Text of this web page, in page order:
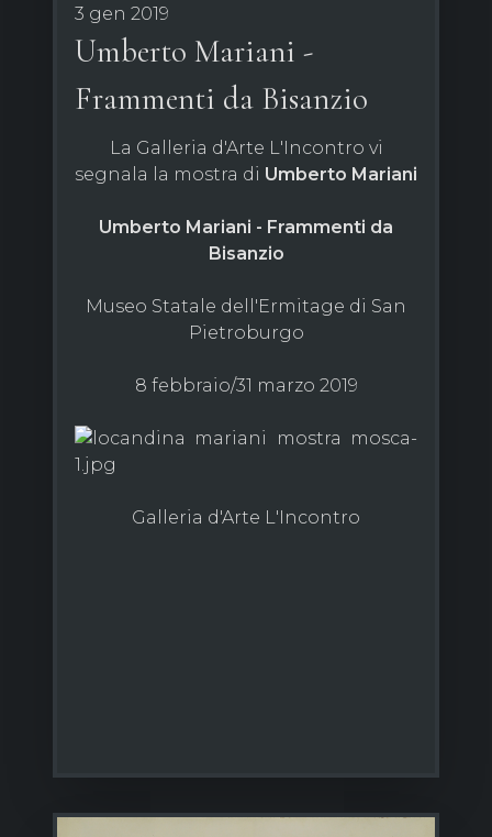
3 gen 2019
Umberto Mariani -
Frammenti da Bisanzio
La Galleria d'Arte L'Incontro vi
segnala la mostra di Umberto Mariani
Umberto Mariani - Frammenti da
Bisanzio
Museo Statale dell'Ermitage di San
Pietroburgo
8 febbraio/31 marzo 2019
Galleria d'Arte L'Incontro